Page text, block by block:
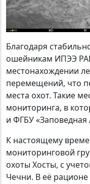
Благодаря
ошейникам ИПЭЭ
местонахождении
перемещений, что
места охот. Такие
мониторинга, в
и ФГБУ «Заповедная
К настоящему
мониторинговой
охоты Хосты, с
Чечни. В её